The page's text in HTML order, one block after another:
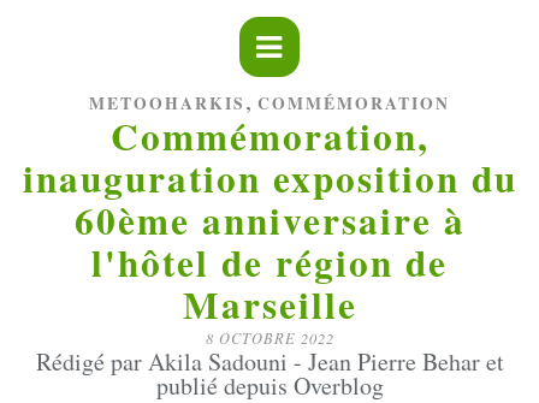
METOOHARKIS , COMMÉMORATION
Commémoration,
inauguration exposition du
60ème anniversaire à
l'hôtel de région de
Marseille
8 OCTOBRE 2022
Rédigé par Akila Sadouni - Jean Pierre Behar et
publié depuis Overblog